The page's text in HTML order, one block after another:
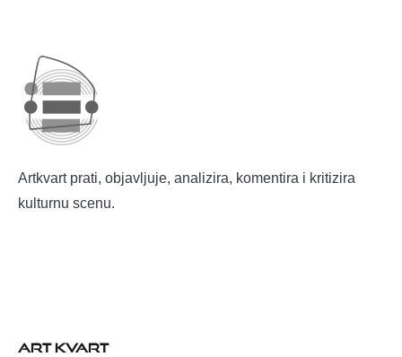
Artkvart prati, objavljuje, analizira, komentira i kritizira
kulturnu scenu.
ART KVART